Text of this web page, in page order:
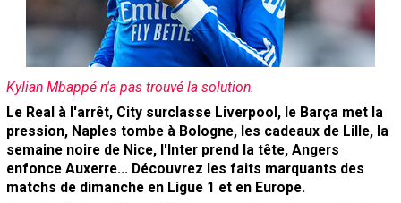
Kylian Mbappé n'a pas trouvé la solution.
Le Real à l'arrêt, City surclasse Liverpool, le Barça met la
pression, Naples tombe à Bologne, les cadeaux de Lille, la
semaine noire de Nice, l'Inter prend la tête, Angers
enfonce Auxerre... Découvrez les faits marquants des
matchs de dimanche en Ligue 1 et en Europe.
Paramètrages / Options
Contact / Signaler un bug
Recrutement Maxifoot
Mentions légales
site web Maxifoot.fr